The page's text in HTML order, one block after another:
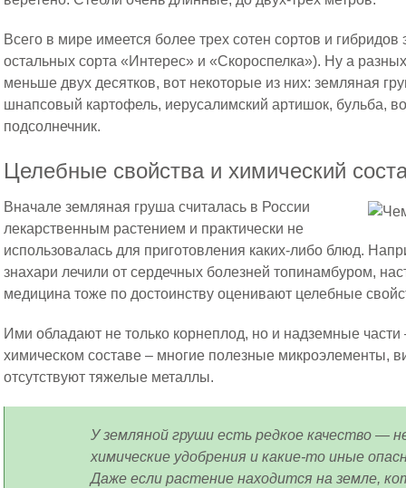
Всего в мире имеется более трех сотен сортов и гибридов
остальных сорта «Интерес» и «Скороспелка»). Ну а
меньше двух десятков, вот некоторые из них: земляная
шнапсовый картофель, иерусалимский артишок, бульба,
подсолнечник.
Целебные свойства и химический
Вначале земляная груша считалась в России
лекарственным растением и практически не
использовалась для приготовления каких-либо блюд.
знахари лечили от сердечных болезней топинамбуром,
медицина тоже по достоинству оценивают целебные
Ими обладают не только корнеплод, но и надземные части
химическом составе – многие полезные микроэлементы,
отсутствуют тяжелые металлы.
У земляной груши есть редкое качество —
химические удобрения и какие-то иные
Даже если растение находится на земле,